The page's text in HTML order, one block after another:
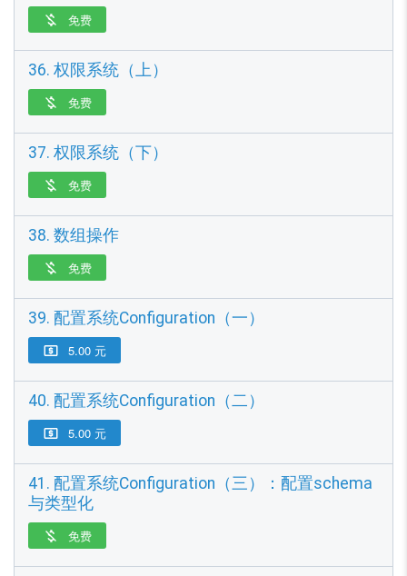
 免费
36. 权限系统（上）
 免费
37. 权限系统（下）
 免费
38. 数组操作
 免费
39. 配置系统Configuration（一）
 5.00 元
40. 配置系统Configuration（二）
 5.00 元
41. 配置系统Configuration（三）：配置schema
与类型化
 免费